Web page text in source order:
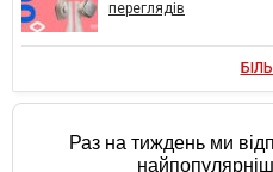
переглядів
Раз на тиждень ми